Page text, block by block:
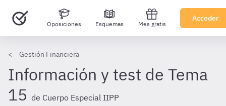
Oposiciones Esquemas Mes gratis
Acceder
Gestión Financiera
Información y test de Tema
15 de Cuerpo Especial IIPP